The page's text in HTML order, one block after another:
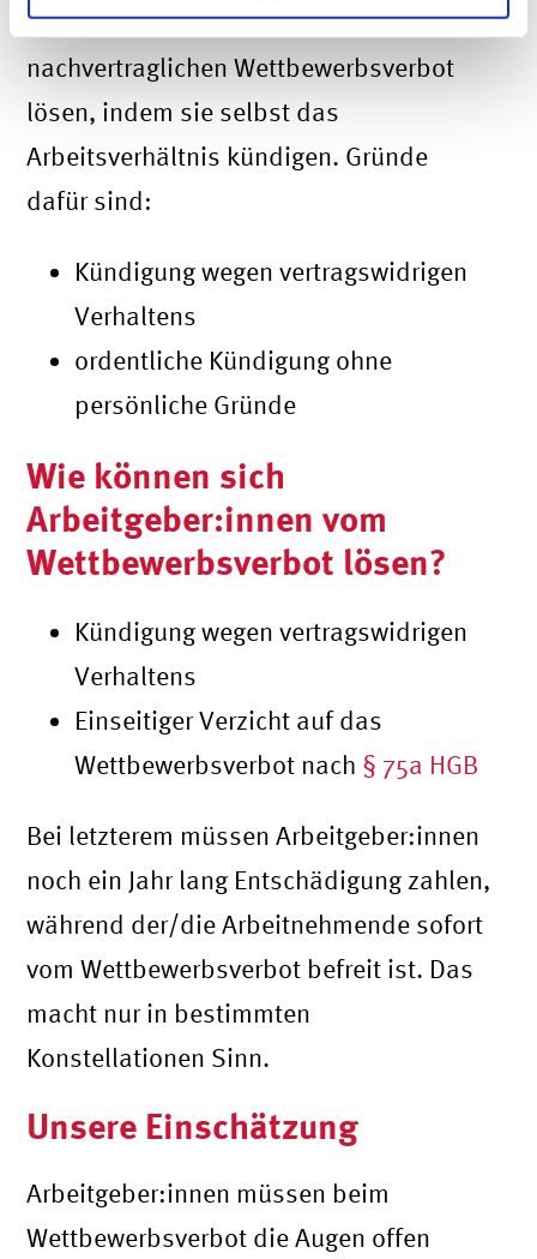
Arbeitnehmer:innen können sich vom
nachvertraglichen Wettbewerbsverbot
lösen, indem sie selbst das
Arbeitsverhältnis kündigen. Gründe
dafür sind:
Kündigung wegen vertragswidrigen
Verhaltens
ordentliche Kündigung ohne
persönliche Gründe
Wie können sich
Arbeitgeber:innen vom
Wettbewerbsverbot lösen?
Kündigung wegen vertragswidrigen
Verhaltens
Einseitiger Verzicht auf das
Wettbewerbsverbot nach § 75a HGB
Bei letzterem müssen Arbeitgeber:innen
noch ein Jahr lang Entschädigung zahlen,
während der/die Arbeitnehmende sofort
vom Wettbewerbsverbot befreit ist. Das
macht nur in bestimmten
Konstellationen Sinn.
Unsere Einschätzung
Arbeitgeber:innen müssen beim
Wettbewerbsverbot die Augen offen